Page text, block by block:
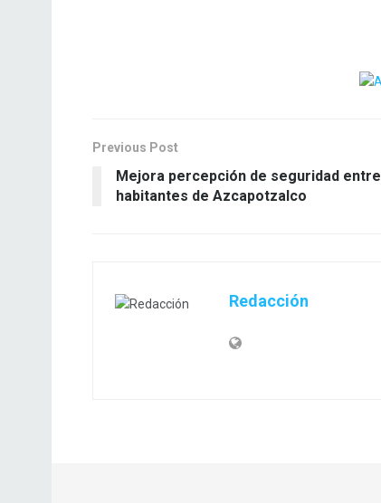
Previous Post
Mejora percepción de seguridad entre
habitantes de Azcapotzalco
Redacción